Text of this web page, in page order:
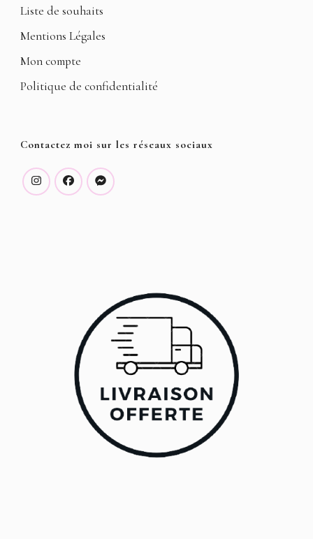
Liste de souhaits
Mentions Légales
Mon compte
Politique de confidentialité
Contactez moi sur les réseaux sociaux